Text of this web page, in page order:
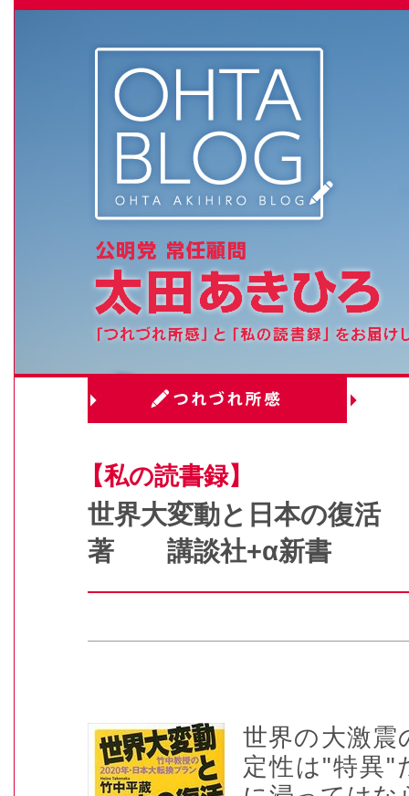
【私の読書録】
世界大変動と日本の復
著 講談社+α新書
世界の大激震
定性は"特異"